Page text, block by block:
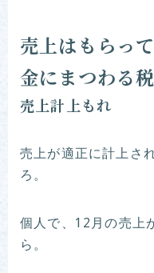
売上はもらっ
金にまつわる
売上計上もれ
売上が適正に計上さ
ろ。
個人で、12月の売上
ら。